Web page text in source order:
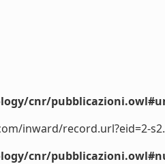
cnr/
inward/record.url?eid=2-
cnr/